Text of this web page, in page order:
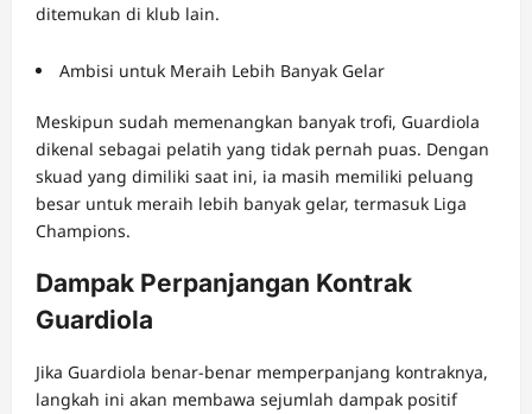
ditemukan di klub lain.
Ambisi untuk Meraih Lebih Banyak Gelar
Meskipun sudah memenangkan banyak trofi, Guardiola
dikenal sebagai pelatih yang tidak pernah puas. Dengan
skuad yang dimiliki saat ini, ia masih memiliki peluang
besar untuk meraih lebih banyak gelar, termasuk Liga
Champions.
Dampak Perpanjangan Kontrak
Guardiola
Jika Guardiola benar-benar memperpanjang kontraknya,
langkah ini akan membawa sejumlah dampak positif